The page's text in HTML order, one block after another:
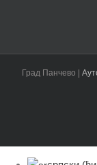
Град Панчево |